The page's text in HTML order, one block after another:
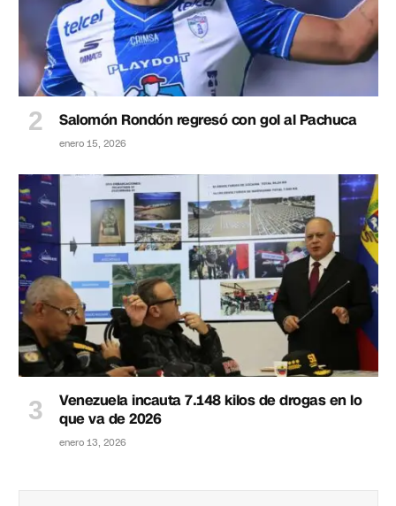
Salomón Rondón regresó con gol al Pachuca
enero 15, 2026
Venezuela incauta 7.148 kilos de drogas en lo
que va de 2026
enero 13, 2026